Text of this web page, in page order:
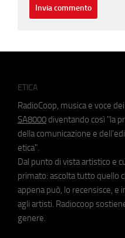
ETICA
RadioCoop, musica e voce
SA8000 diventando così "la
della comunicazione e
etica".
Dal punto di vista artistico e
primato: ascolta tutto quello
appena può, lo recensisce, e
agli artisti. Radiocoop
genere.